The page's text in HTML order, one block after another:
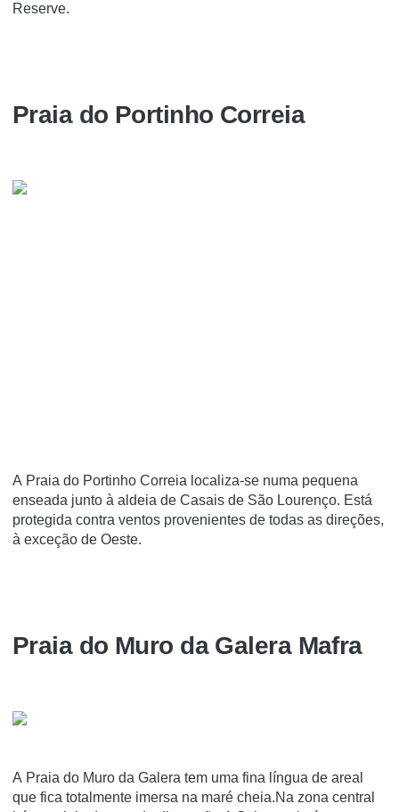
Reserve.
Praia do Portinho Correia
A Praia do Portinho Correia localiza-se numa pequena
enseada junto à aldeia de Casais de São Lourenço. Está
protegida contra ventos provenientes de todas as direções,
à exceção de Oeste.
Praia do Muro da Galera Mafra
A Praia do Muro da Galera tem uma fina língua de areal
que fica totalmente imersa na maré cheia.Na zona central